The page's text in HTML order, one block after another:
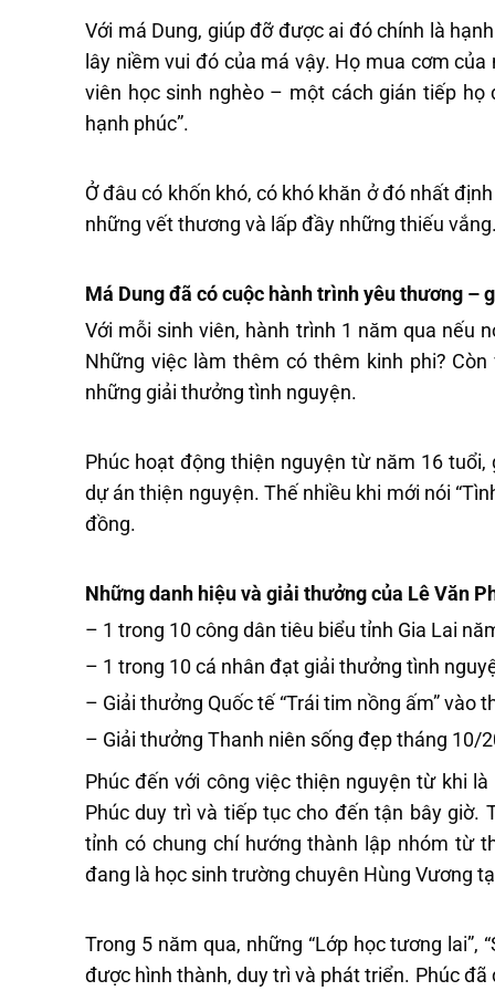
Với má Dung, giúp đỡ được ai đó chính là
lây niềm vui đó của má vậy. Họ mua cơm
viên học sinh nghèo – một cách gián tiếp họ
hạnh phúc”.
Ở đâu có khốn khó, có khó khăn ở đó nhất
những vết thương và lấp đầy những thiếu
Má Dung đã có cuộc hành trình yêu thương
Với mỗi sinh viên, hành trình 1 năm qua nếu
Những việc làm thêm có thêm kinh phi?
những giải thưởng tình nguyện.
Phúc hoạt động thiện nguyện từ năm 16
dự án thiện nguyện. Thế nhiều khi mới nói
đồng.
Những danh hiệu và giải thưởng của Lê Văn
– 1 trong 10 công dân tiêu biểu tỉnh Gia Lai
– 1 trong 10 cá nhân đạt giải thưởng tình
– Giải thưởng Quốc tế “Trái tim nồng ấm” vào
– Giải thưởng Thanh niên sống đẹp tháng 10/
Phúc đến với công việc thiện nguyện từ khi
Phúc duy trì và tiếp tục cho đến tận bây giờ.
tỉnh có chung chí hướng thành lập nhóm từ
đang là học sinh trường chuyên Hùng Vương
Trong 5 năm qua, những “Lớp học tương lai”,
được hình thành, duy trì và phát triển. Phúc